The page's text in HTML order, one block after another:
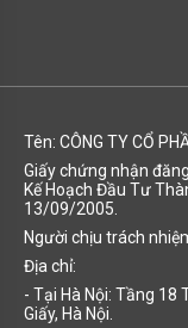
Tên: CÔNG TY CỔ
Giấy chứng nhận
Kế Hoạch Đầu Tư
13/09/2005.
Người chịu trách
Địa chỉ:
- Tại Hà Nội: Tầng 18
Giấy, Hà Nội.